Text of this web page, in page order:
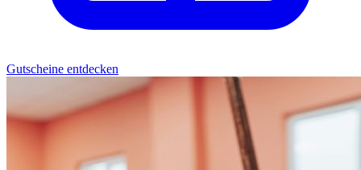
Gutscheine entdecken